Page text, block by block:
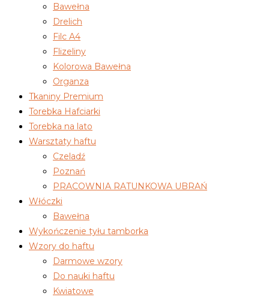
Bawełna
Drelich
Filc A4
Flizeliny
Kolorowa Bawełna
Organza
Tkaniny Premium
Torebka Hafciarki
Torebka na lato
Warsztaty haftu
Czeladź
Poznań
PRACOWNIA RATUNKOWA UBRAŃ
Włóczki
Bawełna
Wykończenie tyłu tamborka
Wzory do haftu
Darmowe wzory
Do nauki haftu
Kwiatowe